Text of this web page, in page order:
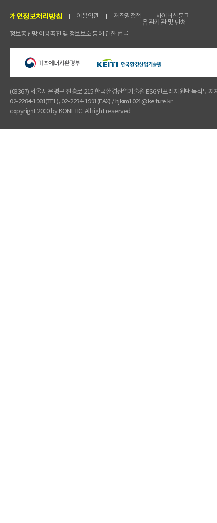
개인정보처리방침 이용약관 저작권정책 사이버신문고
정보통신망 이용촉진 및 정보보호 등에 관한 법률
유관기관 및 단체
(03367) 서울시 은평구 진흥로 215 한국환경산업기술원 ESG인프라지원단 녹색투자
02-2284-1981(TEL), 02-2284-1991(FAX) / hjkim1021@keiti.re.kr
copyright 2000 by KONETIC. All right reserved